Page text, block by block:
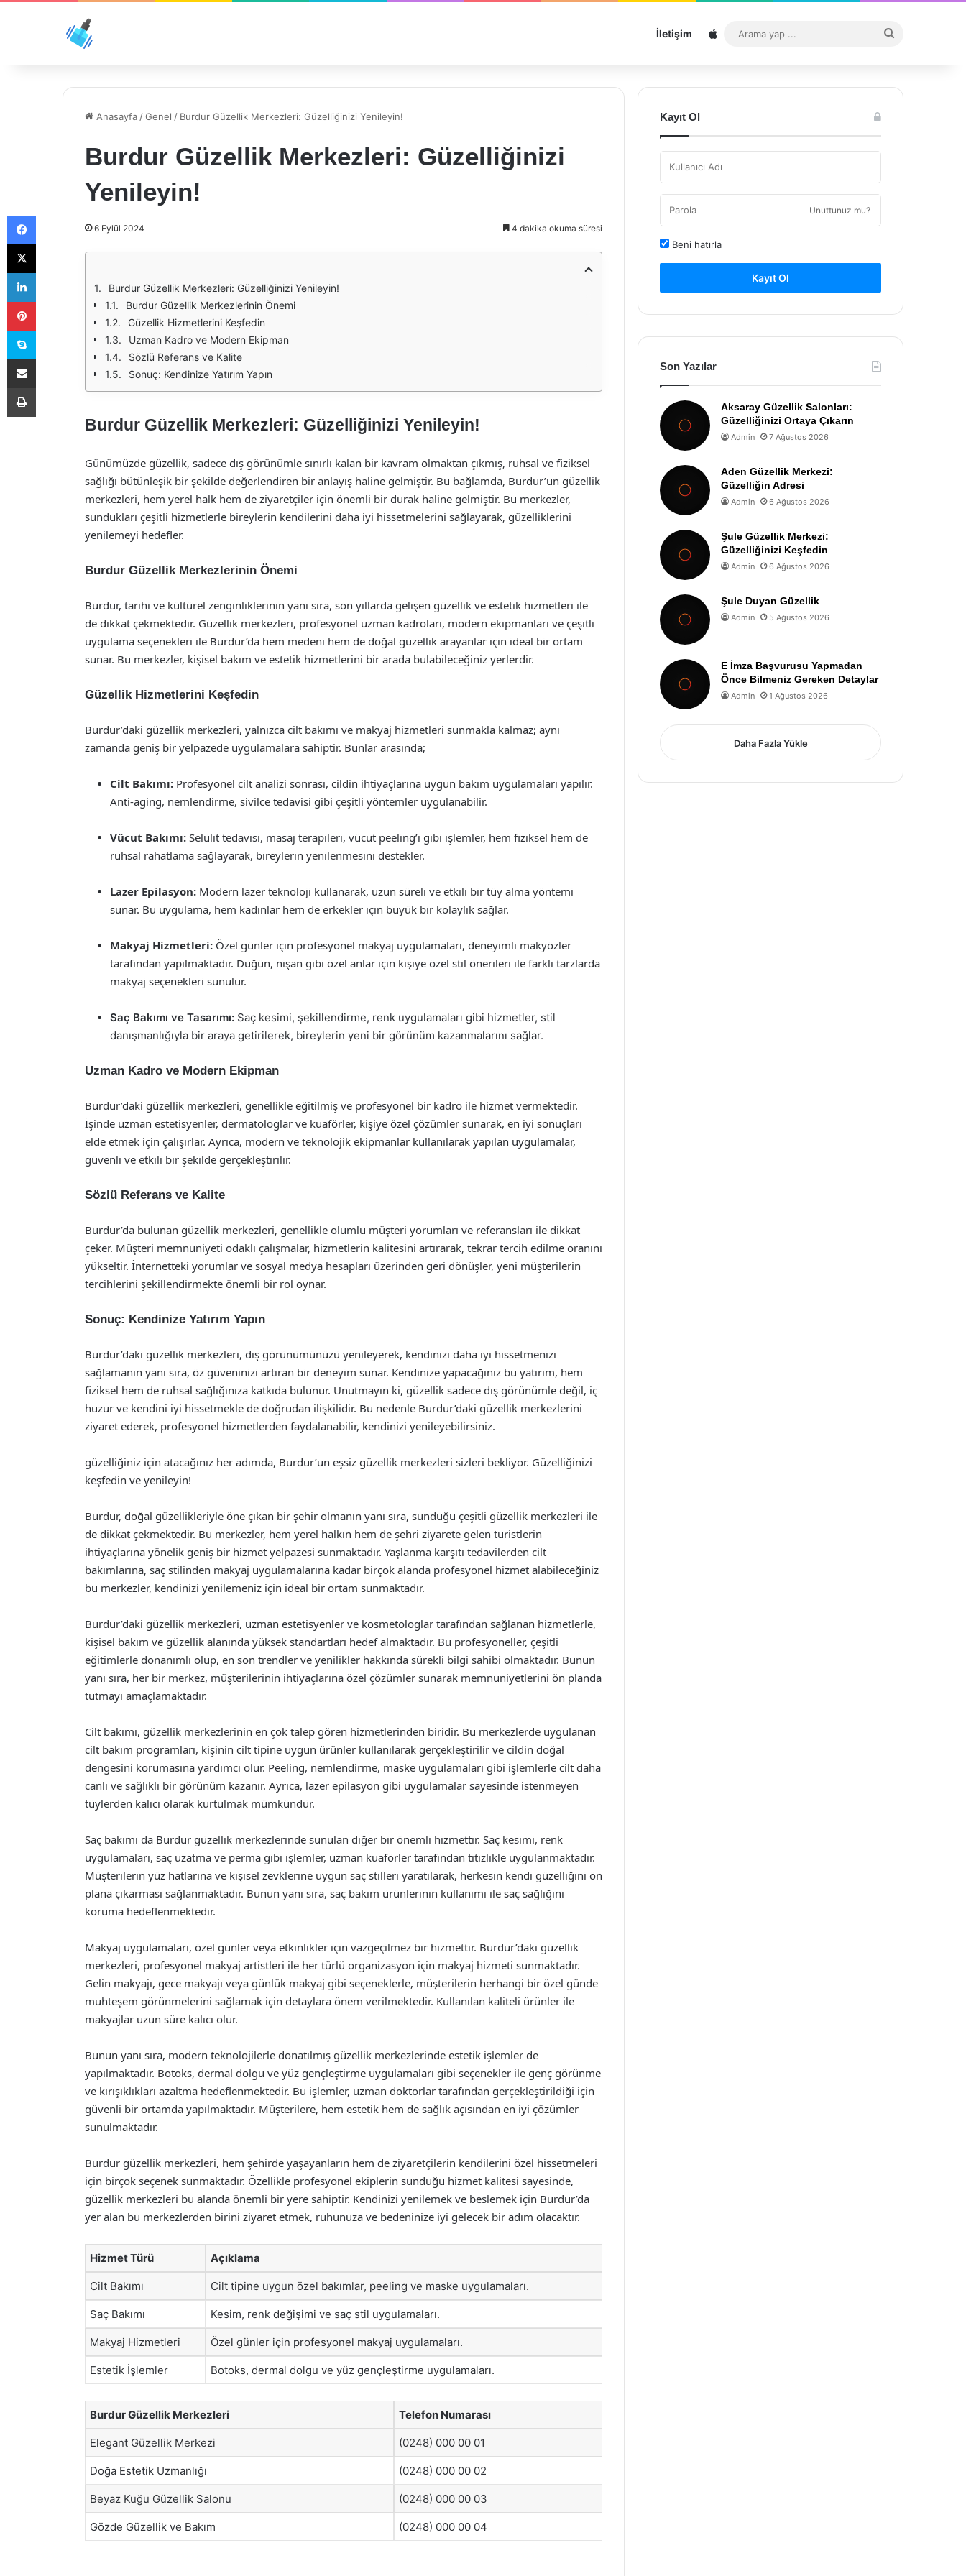
İletişim Sitemap
...
Anasayfa /Genel / Burdur Güzellik Merkezleri: Güzelliğinizi Yenileyin!
Burdur Güzellik Merkezleri: Güzelliğinizi
Yenileyin!
6 Eylül 2024 4 dakika okuma süresi
Burdur Güzellik Merkezleri: Güzelliğinizi Yenileyin!
Burdur Güzellik Merkezlerinin Önemi
Güzellik Hizmetlerini Keşfedin
Uzman Kadro ve Modern Ekipman
Sözlü Referans ve Kalite
Sonuç: Kendinize Yatırım Yapın
Burdur Güzellik Merkezleri: Güzelliğinizi Yenileyin!
Günümüzde güzellik, sadece dış görünümle sınırlı kalan bir kavram olmaktan çıkmış, ruhsal ve fiziksel
sağlığı bütünleşik bir şekilde değerlendiren bir anlayış haline gelmiştir. Bu bağlamda, Burdur’un güzellik
merkezleri, hem yerel halk hem de ziyaretçiler için önemli bir durak haline gelmiştir. Bu merkezler,
sundukları çeşitli hizmetlerle bireylerin kendilerini daha iyi hissetmelerini sağlayarak, güzelliklerini
yenilemeyi hedefler.
Burdur Güzellik Merkezlerinin Önemi
Burdur, tarihi ve kültürel zenginliklerinin yanı sıra, son yıllarda gelişen güzellik ve estetik hizmetleri ile
de dikkat çekmektedir. Güzellik merkezleri, profesyonel uzman kadroları, modern ekipmanları ve çeşitli
uygulama seçenekleri ile Burdur’da hem medeni hem de doğal güzellik arayanlar için ideal bir ortam
sunar. Bu merkezler, kişisel bakım ve estetik hizmetlerini bir arada bulabileceğiniz yerlerdir.
Güzellik Hizmetlerini Keşfedin
Burdur’daki güzellik merkezleri, yalnızca cilt bakımı ve makyaj hizmetleri sunmakla kalmaz; aynı
zamanda geniş bir yelpazede uygulamalara sahiptir. Bunlar arasında;
Cilt Bakımı: Profesyonel cilt analizi sonrası, cildin ihtiyaçlarına uygun bakım uygulamaları yapılır.
Anti-aging, nemlendirme, sivilce tedavisi gibi çeşitli yöntemler uygulanabilir.
Vücut Bakımı: Selülit tedavisi, masaj terapileri, vücut peeling’i gibi işlemler, hem fiziksel hem de
ruhsal rahatlama sağlayarak, bireylerin yenilenmesini destekler.
Lazer Epilasyon: Modern lazer teknoloji kullanarak, uzun süreli ve etkili bir tüy alma yöntemi
sunar. Bu uygulama, hem kadınlar hem de erkekler için büyük bir kolaylık sağlar.
Makyaj Hizmetleri: Özel günler için profesyonel makyaj uygulamaları, deneyimli makyözler
tarafından yapılmaktadır. Düğün, nişan gibi özel anlar için kişiye özel stil önerileri ile farklı tarzlarda
makyaj seçenekleri sunulur.
Saç Bakımı ve Tasarımı: Saç kesimi, şekillendirme, renk uygulamaları gibi hizmetler, stil
danışmanlığıyla bir araya getirilerek, bireylerin yeni bir görünüm kazanmalarını sağlar.
Uzman Kadro ve Modern Ekipman
Burdur’daki güzellik merkezleri, genellikle eğitilmiş ve profesyonel bir kadro ile hizmet vermektedir.
İşinde uzman estetisyenler, dermatologlar ve kuaförler, kişiye özel çözümler sunarak, en iyi sonuçları
elde etmek için çalışırlar. Ayrıca, modern ve teknolojik ekipmanlar kullanılarak yapılan uygulamalar,
güvenli ve etkili bir şekilde gerçekleştirilir.
Sözlü Referans ve Kalite
Burdur’da bulunan güzellik merkezleri, genellikle olumlu müşteri yorumları ve referansları ile dikkat
çeker. Müşteri memnuniyeti odaklı çalışmalar, hizmetlerin kalitesini artırarak, tekrar tercih edilme oranını
yükseltir. İnternetteki yorumlar ve sosyal medya hesapları üzerinden geri dönüşler, yeni müşterilerin
tercihlerini şekillendirmekte önemli bir rol oynar.
Sonuç: Kendinize Yatırım Yapın
Burdur’daki güzellik merkezleri, dış görünümünüzü yenileyerek, kendinizi daha iyi hissetmenizi
sağlamanın yanı sıra, öz güveninizi artıran bir deneyim sunar. Kendinize yapacağınız bu yatırım, hem
fiziksel hem de ruhsal sağlığınıza katkıda bulunur. Unutmayın ki, güzellik sadece dış görünümle değil, iç
huzur ve kendini iyi hissetmekle de doğrudan ilişkilidir. Bu nedenle Burdur’daki güzellik merkezlerini
ziyaret ederek, profesyonel hizmetlerden faydalanabilir, kendinizi yenileyebilirsiniz.
güzelliğiniz için atacağınız her adımda, Burdur’un eşsiz güzellik merkezleri sizleri bekliyor. Güzelliğinizi
keşfedin ve yenileyin!
Burdur, doğal güzellikleriyle öne çıkan bir şehir olmanın yanı sıra, sunduğu çeşitli güzellik merkezleri ile
de dikkat çekmektedir. Bu merkezler, hem yerel halkın hem de şehri ziyarete gelen turistlerin
ihtiyaçlarına yönelik geniş bir hizmet yelpazesi sunmaktadır. Yaşlanma karşıtı tedavilerden cilt
bakımlarına, saç stilinden makyaj uygulamalarına kadar birçok alanda profesyonel hizmet alabileceğiniz
bu merkezler, kendinizi yenilemeniz için ideal bir ortam sunmaktadır.
Burdur’daki güzellik merkezleri, uzman estetisyenler ve kosmetologlar tarafından sağlanan hizmetlerle,
kişisel bakım ve güzellik alanında yüksek standartları hedef almaktadır. Bu profesyoneller, çeşitli
eğitimlerle donanımlı olup, en son trendler ve yenilikler hakkında sürekli bilgi sahibi olmaktadır. Bunun
yanı sıra, her bir merkez, müşterilerinin ihtiyaçlarına özel çözümler sunarak memnuniyetlerini ön planda
tutmayı amaçlamaktadır.
Cilt bakımı, güzellik merkezlerinin en çok talep gören hizmetlerinden biridir. Bu merkezlerde uygulanan
cilt bakım programları, kişinin cilt tipine uygun ürünler kullanılarak gerçekleştirilir ve cildin doğal
dengesini korumasına yardımcı olur. Peeling, nemlendirme, maske uygulamaları gibi işlemlerle cilt daha
canlı ve sağlıklı bir görünüm kazanır. Ayrıca, lazer epilasyon gibi uygulamalar sayesinde istenmeyen
tüylerden kalıcı olarak kurtulmak mümkündür.
Saç bakımı da Burdur güzellik merkezlerinde sunulan diğer bir önemli hizmettir. Saç kesimi, renk
uygulamaları, saç uzatma ve perma gibi işlemler, uzman kuaförler tarafından titizlikle uygulanmaktadır.
Müşterilerin yüz hatlarına ve kişisel zevklerine uygun saç stilleri yaratılarak, herkesin kendi güzelliğini ön
plana çıkarması sağlanmaktadır. Bunun yanı sıra, saç bakım ürünlerinin kullanımı ile saç sağlığını
koruma hedeflenmektedir.
Makyaj uygulamaları, özel günler veya etkinlikler için vazgeçilmez bir hizmettir. Burdur’daki güzellik
merkezleri, profesyonel makyaj artistleri ile her türlü organizasyon için makyaj hizmeti sunmaktadır.
Gelin makyajı, gece makyajı veya günlük makyaj gibi seçeneklerle, müşterilerin herhangi bir özel günde
muhteşem görünmelerini sağlamak için detaylara önem verilmektedir. Kullanılan kaliteli ürünler ile
makyajlar uzun süre kalıcı olur.
Bunun yanı sıra, modern teknolojilerle donatılmış güzellik merkezlerinde estetik işlemler de
yapılmaktadır. Botoks, dermal dolgu ve yüz gençleştirme uygulamaları gibi seçenekler ile genç görünme
ve kırışıklıkları azaltma hedeflenmektedir. Bu işlemler, uzman doktorlar tarafından gerçekleştirildiği için
güvenli bir ortamda yapılmaktadır. Müşterilere, hem estetik hem de sağlık açısından en iyi çözümler
sunulmaktadır.
Burdur güzellik merkezleri, hem şehirde yaşayanların hem de ziyaretçilerin kendilerini özel hissetmeleri
için birçok seçenek sunmaktadır. Özellikle profesyonel ekiplerin sunduğu hizmet kalitesi sayesinde,
güzellik merkezleri bu alanda önemli bir yere sahiptir. Kendinizi yenilemek ve beslemek için Burdur’da
yer alan bu merkezlerden birini ziyaret etmek, ruhunuza ve bedeninize iyi gelecek bir adım olacaktır.
Hizmet Türü Açıklama
Cilt Bakımı Cilt tipine uygun özel bakımlar, peeling ve maske uygulamaları.
Saç Bakımı Kesim, renk değişimi ve saç stil uygulamaları.
Makyaj Hizmetleri Özel günler için profesyonel makyaj uygulamaları.
Estetik İşlemler Botoks, dermal dolgu ve yüz gençleştirme uygulamaları.
Burdur Güzellik Merkezleri Telefon Numarası
Elegant Güzellik Merkezi (0248) 000 00 01
Doğa Estetik Uzmanlığı (0248) 000 00 02
Beyaz Kuğu Güzellik Salonu (0248) 000 00 03
Gözde Güzellik ve Bakım (0248) 000 00 04
Kayıt Ol
Unuttunuz mu?
Beni hatırla
Kayıt Ol
Son Yazılar
Aksaray Güzellik Salonları:
Güzelliğinizi Ortaya Çıkarın
Admin 7 Ağustos 2026
Aden Güzellik Merkezi:
Güzelliğin Adresi
Admin 6 Ağustos 2026
Şule Güzellik Merkezi:
Güzelliğinizi Keşfedin
Admin 6 Ağustos 2026
Şule Duyan Güzellik
Admin 5 Ağustos 2026
E İmza Başvurusu Yapmadan
Önce Bilmeniz Gereken Detaylar
Admin 1 Ağustos 2026
Daha Fazla Yükle
Facebook
X
LinkedIn
Pinterest
Skype
E-Posta ile paylaş